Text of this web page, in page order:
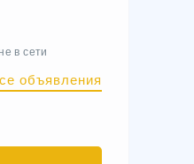
в сети
объявления